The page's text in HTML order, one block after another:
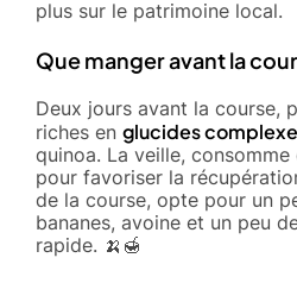
plus sur le patrimoine local.
Que manger avant la
Deux jours avant la course,
riches en glucides
quinoa. La veille,
pour favoriser la
de la course, opte pour un
bananes, avoine et un peu
rapide. 🍌🍯